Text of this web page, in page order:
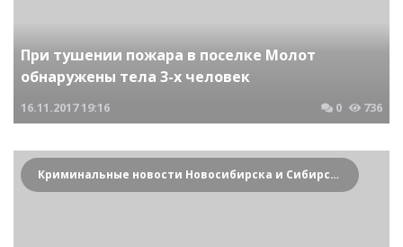
При тушении пожара в поселке Молот
обнаружены тела 3-х человек
16.11.201719:16 0 736
Криминальные новости Новосибирска и Сибирского региона